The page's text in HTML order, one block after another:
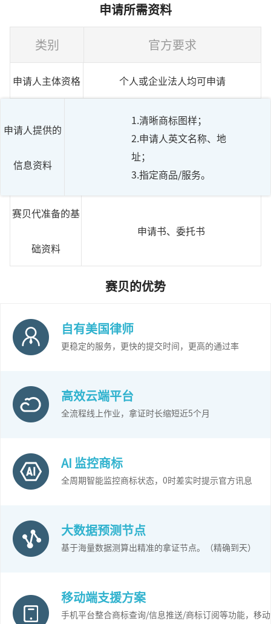
申请所需资料
类别
官方要求
申请人主体资格 个人或企业法人均可申请
申请人提供的
信息资料
1.清晰商标图样；
2.申请人英文名称、地
址；
3.指定商品/服务。
赛贝代准备的基
础资料
申请书、委托书
赛贝的优势
自有美国律师
更稳定的服务，更快的提交时间，更高的通过率
高效云端平台
全流程线上作业，拿证时长缩短近5个月
AI 监控商标
全周期智能监控商标状态，0时差实时提示官方讯息
大数据预测节点
基于海量数据测算出精准的拿证节点。（精确到天）
移动端支援方案
手机平台整合商标查询/信息推送/商标订阅等功能，移动